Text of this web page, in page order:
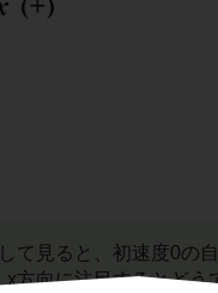
て見ると、初速度0の
方向に注目するとどう